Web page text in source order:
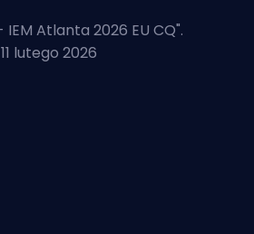
IEM Atlanta 2026 EU CQ".
lutego 2026